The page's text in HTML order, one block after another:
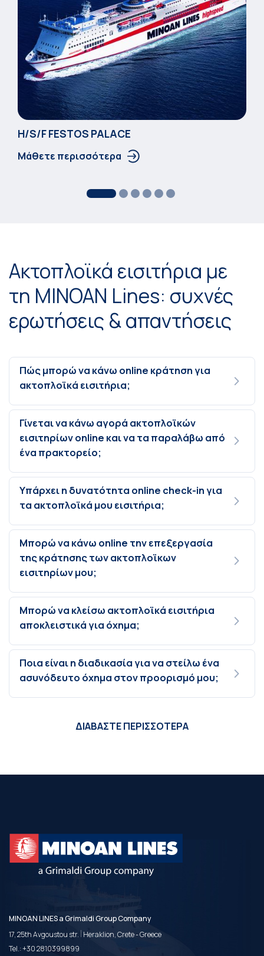
Η/S/F FESTOS PALACΕ
Μάθετε περισσότερα
Ακτοπλοϊκά εισιτήρια με
τη MINOAN Lines: συχνές
ερωτήσεις & απαντήσεις
Πώς μπορώ να κάνω online κράτηση για
ακτοπλοϊκά εισιτήρια;
Γίνεται να κάνω αγορά ακτοπλοϊκών
εισιτηρίων online και να τα παραλάβω από
ένα πρακτορείο;
Υπάρχει η δυνατότητα online check-in για
τα ακτοπλοϊκά μου εισιτήρια;
Μπορώ να κάνω online την επεξεργασία
της κράτησης των ακτοπλοϊκων
εισιτηρίων μου;
Μπορώ να κλείσω ακτοπλοϊκά εισιτήρια
αποκλειστικά για όχημα;
Ποια είναι η διαδικασία για να στείλω ένα
ασυνόδευτο όχημα στον προορισμό μου;
ΔΙΑΒΑΣΤΕ ΠΕΡΙΣΣΟΤΕΡΑ
MINOAN LINES a Grimaldi Group Company
17, 25th Avgoustou str. | Heraklion, Crete - Greece
Tel.:+30 2810399899